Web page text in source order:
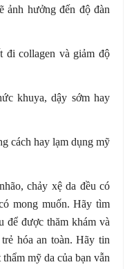
ảnh hưởng đến độ đàn
đi collagen và giảm độ
khuya, dậy sớm hay
cách hay lạm dụng mỹ
chảy xệ da đều có
mong muốn. Hãy tìm
để được thăm khám và
hóa an toàn. Hãy tin
mỹ da của bạn vẫn